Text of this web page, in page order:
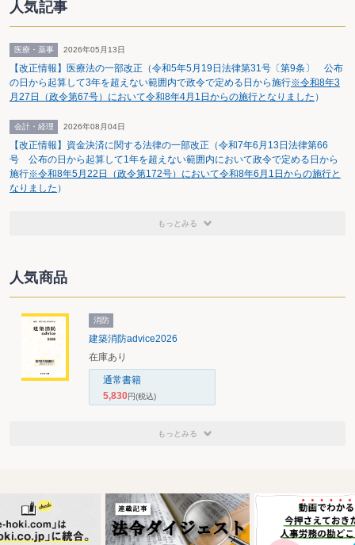
家屋が混在している場合において、本件特例が適用される土地の面
積の算定方法を審判所が判断した事例（令和2年6月19日裁決、裁決
事例集No.119参照）。
事案の概要は、請求人が、譲渡したA家屋及び土地（本件土地）
に係る譲渡所得について、本件特例を適用して確定申告したのに対
し、原処分庁が、本件土地の上に存する2棟ある建物のうち、請求
人の娘夫婦が居住するB家屋（所有者は娘夫婦）の敷地（本件B家屋
敷地）に係る部分については、本件特例を適用することはできない
として、所得税等の更正処分及び過少申告加算税の賦課決定処分を
行ったもの（図1参照）。
争点は、本件B家屋敷地は、本件特例が適用される請求人の居住
用財産に当たるか否か。
人気記事
医療・薬事 2026年05月13日
【改正情報】医療法の一部改正（令和5年5月19日法律第31号〔第9条〕 公布
の日から起算して3年を超えない範囲内で政令で定める日から施行※令和8年3
月27日（政令第67号）において令和8年4月1日からの施行となりました ）
会計・経理 2026年08月04日
【改正情報】資金決済に関する法律の一部改正（令和7年6月13日法律第66
号 公布の日から起算して1年を超えない範囲内において政令で定める日から
施行※令和8年5月22日（政令第172号）において令和8年6月1日からの施行と
なりました ）
もっとみる
人気商品
消防
建築消防advice2026
在庫あり
通常書籍
5,830円(税込)
もっとみる